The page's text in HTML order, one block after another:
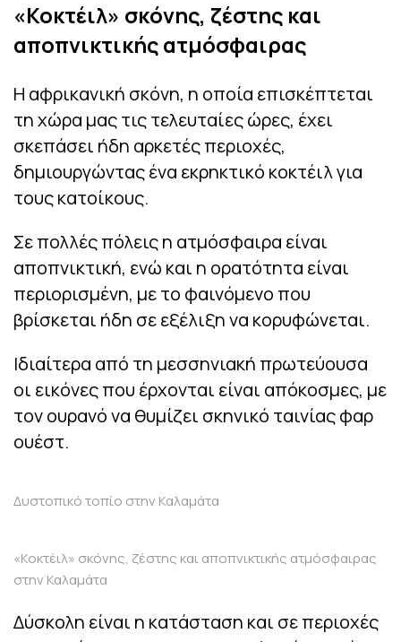
«Κοκτέιλ» σκόνης, ζέστης και
αποπνικτικής ατμόσφαιρας
Η αφρικανική σκόνη, η οποία επισκέπτεται
τη χώρα μας τις τελευταίες ώρες, έχει
σκεπάσει ήδη αρκετές περιοχές,
δημιουργώντας ένα εκρηκτικό κοκτέιλ για
τους κατοίκους.
Σε πολλές πόλεις η ατμόσφαιρα είναι
αποπνικτική, ενώ και η ορατότητα είναι
περιορισμένη, με το φαινόμενο που
βρίσκεται ήδη σε εξέλιξη να κορυφώνεται.
Ιδιαίτερα από τη μεσσηνιακή πρωτεύουσα
οι εικόνες που έρχονται είναι απόκοσμες, με
τον ουρανό να θυμίζει σκηνικό ταινίας φαρ
ουέστ.
Δυστοπικό τοπίο στην Καλαμάτα
«Κοκτέιλ» σκόνης, ζέστης και αποπνικτικής ατμόσφαιρας
στην Καλαμάτα
Δύσκολη είναι η κατάσταση και σε περιοχές